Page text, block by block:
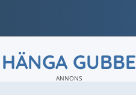
HÄNGA GUBBE
ANNONS